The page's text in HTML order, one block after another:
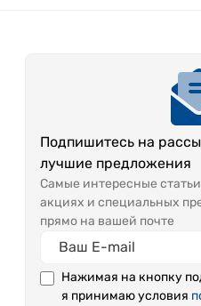
Подпишитесь на
лучшие предложения
Самые интересные
акциях и специальных
прямо на вашей почте
Нажимая на кнопку
я принимаю условия